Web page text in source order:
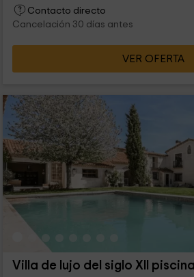
Contacto directo
Cancelación 30 días antes
VER OFERTA
Villa de lujo del siglo XII